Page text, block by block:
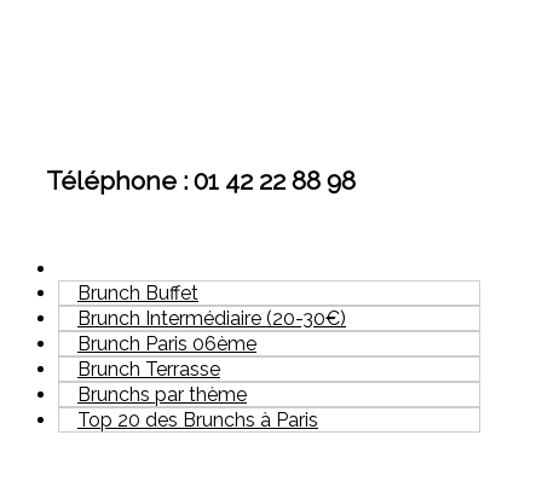
Téléphone : 01 42 22 88 98
Brunch Buffet
Brunch Intermédiaire (20-30€)
Brunch Paris 06ème
Brunch Terrasse
Brunchs par thème
Top 20 des Brunchs à Paris